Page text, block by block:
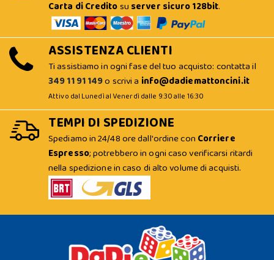
Carta di Creditosu server sicuro 128bit.
ASSISTENZA CLIENTI
Ti assistiamo in ogni fase del tuo acquisto: contatta il
349 11 91 149o scrivi a info@dadiemattoncini.it
Attivo dal Lunedì al Venerdì dalle 9:30 alle 16:30
TEMPI DI SPEDIZIONE
Spediamo in 24/48 ore dall'ordine con Corriere
Espresso; potrebbero in ogni caso verificarsi ritardi
nella spedizione in caso di alto volume di acquisti.